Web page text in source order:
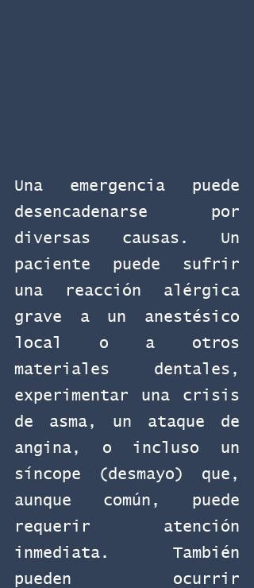
Una emergencia puede
desencadenarse por
diversas causas. Un
paciente puede sufrir
una reacción alérgica
grave a un anestésico
local o a otros
materiales dentales,
experimentar una crisis
de asma, un ataque de
angina, o incluso un
síncope (desmayo) que,
aunque común, puede
requerir atención
inmediata. También
pueden ocurrir